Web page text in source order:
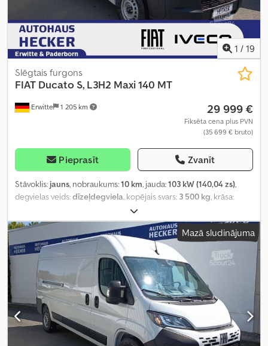
1 / 19
Erwitte 1 205 km
Slēgtais furgons
FIAT Ducato S, L3H2 Maxi 140 MT
29 999 €
Fiksēta cena plus PVN
(35 699 € bruto)
Pieprasīt Zvanīt
Stāvoklis: jauns, nobraukums:10 km, jauda:103 kW (140,04 zs),
degvielas veids:dīzeļdegviela, kopējais svars: 3 500 kg, krāsa:
mehānisks
garums:5 998 mm, kopējais platums:2 050 mm, kopējais
augstums:
2 534 mm, iekraušanas telpas tilpums:13 m³, krautuves
garums:3 705 mm , iekraušanas vietas platums:
iekraušanas telpas augstums:1 932 mm, Aprīkojums:
ABS,
centrālā atslēga, elektroniskā stabilitātes programma (ESP),
gaisa kondicionēšana, kvēpu filtrs, navigācijas sistēma
Mazā sludinājuma